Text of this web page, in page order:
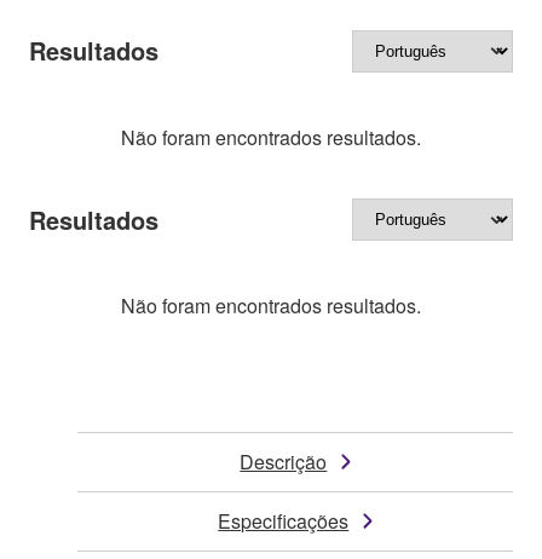
Resultados
Não foram encontrados resultados.
Resultados
Não foram encontrados resultados.
Descrição
Especificações